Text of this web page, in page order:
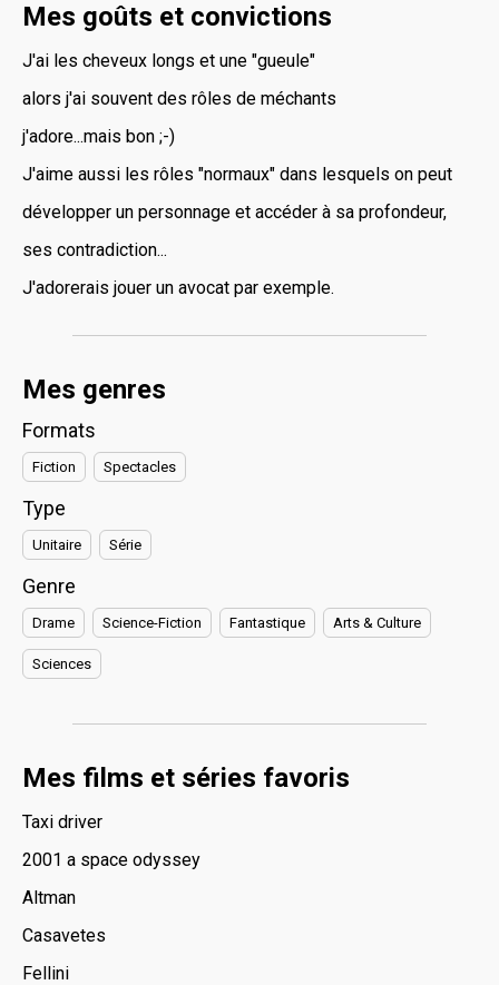
Mes goûts et convictions
J'ai les cheveux longs et une "gueule"
alors j'ai souvent des rôles de méchants
j'adore...mais bon ;-)
J'aime aussi les rôles "normaux" dans lesquels on peut
développer un personnage et accéder à sa profondeur,
ses contradiction...
J'adorerais jouer un avocat par exemple.
Mes genres
Formats
Fiction Spectacles
Type
Unitaire Série
Genre
Drame Science-Fiction Fantastique Arts & Culture
Sciences
Mes films et séries favoris
Taxi driver
2001 a space odyssey
Altman
Casavetes
Fellini